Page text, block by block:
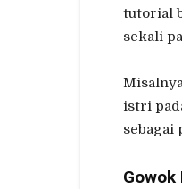
tutorial
sekali
istri
sebagai